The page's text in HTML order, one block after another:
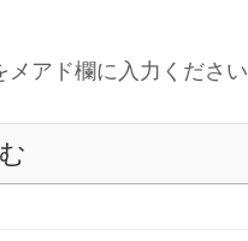
アド欄に入力ください